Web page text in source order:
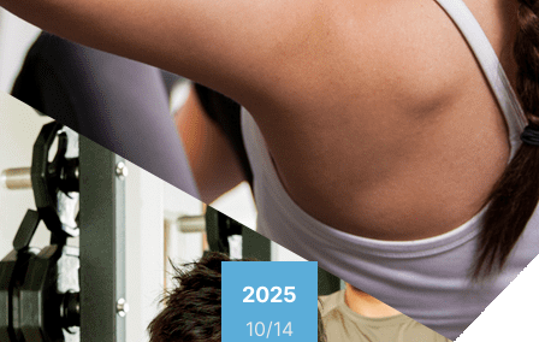
2025
10/14